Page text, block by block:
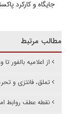
جایگاه و کارکرد
مطالب مرتبط
از اعلامیه بالفور
تملق، فانتزی و
نقطه عطف روابط